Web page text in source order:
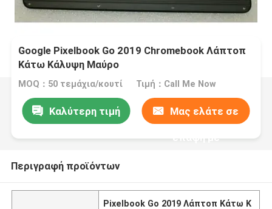
Google Pixelbook Go 2019 Chromebook Λάπτοπ
Κάτω Κάλυψη Μαύρο
MOQ：50 τεμάχια/κουτί Τιμή：Call Me Now
Καλύτερη τιμή Μας ελάτε σε
επαφή με
Περιγραφή προϊόντων
Pixelbook Go 2019 Λάπτοπ Κάτω Κ